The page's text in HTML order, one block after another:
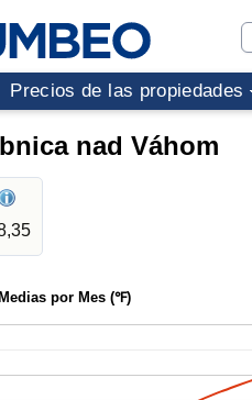
Precios de las propiedades
nad Váhom
por Mes (℉)